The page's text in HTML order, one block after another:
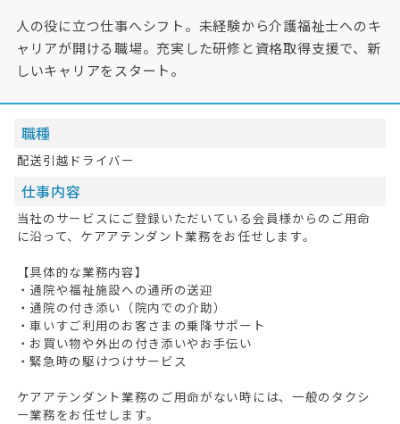
人の役に立つ仕事へシフト。未経験から介護福祉士へのキ
ャリアが開ける職場。充実した研修と資格取得支援で、新
しいキャリアをスタート。
職種
配送引越ドライバー
仕事内容
当社のサービスにご登録いただいている会員様からのご用命
に沿って、ケアアテンダント業務をお任せします。
【具体的な業務内容】
・通院や福祉施設への通所の送迎
・通院の付き添い（院内での介助）
・車いすご利用のお客さまの乗降サポート
・お買い物や外出の付き添いやお手伝い
・緊急時の駆けつけサービス
ケアアテンダント業務のご用命がない時には、一般のタクシ
ー業務をお任せします。